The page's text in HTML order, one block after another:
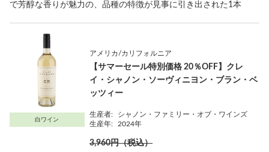
で芳醇な香りが魅力の、品種の特徴が見事に引き出された1本
白ワイン
アメリカ/カリフォルニア
【サマーセール特別価格 20％OFF】クレ
イ・シャノン・ソーヴィニヨン・ブラン・ベ
ッツィー
生産者:
シャノン・ファミリー・オブ・ワインズ
生産年:
2024年
3,960円（税込）